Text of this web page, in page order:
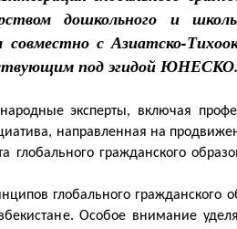
дошкольного и
с Азиатско-
под эгидой ЮНЕСКО.
эксперты, включая
направленная на
глобального гражданского
глобального гражданского
Особое внимание